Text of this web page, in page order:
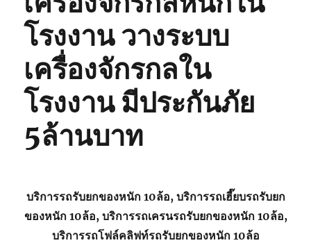
โรงงาน วางระบบ
เครื่องจักรกลใน
โรงงาน มีประกันภัย
5ล้านบาท
บริการรถรับยกของหนัก 10ล้อ, บริการรถเฮี๊ยบรถรับยก
ของหนัก 10ล้อ, บริการรถเครนรถรับยกของหนัก 10ล้อ,
บริการรถโฟล์คลิฟท์รถรับยกของหนัก 10ล้อ